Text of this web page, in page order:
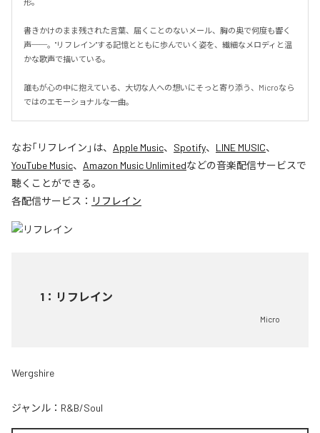
形。
書きかけのまま残された言葉、届くことのないメール、胸の奥で何度も響く
声──。"リフレイン"する記憶とともに歩んでいく姿を、繊細なメロディと温
かな歌声で描いている。
誰もが心の中に抱えている、大切な人への想いにそっと寄り添う、Microなら
ではのエモーショナルな一曲。
なお「リフレイン 」は、 Apple Music、 Spotify、 LINE MUSIC、
YouTube Music、 Amazon Music Unlimitedなどの音楽配信サービスで
聴くことができる。
各配信サービス： リフレイン
1 ： リフレイン
Micro
Wergshire
ジャンル： R&B/Soul